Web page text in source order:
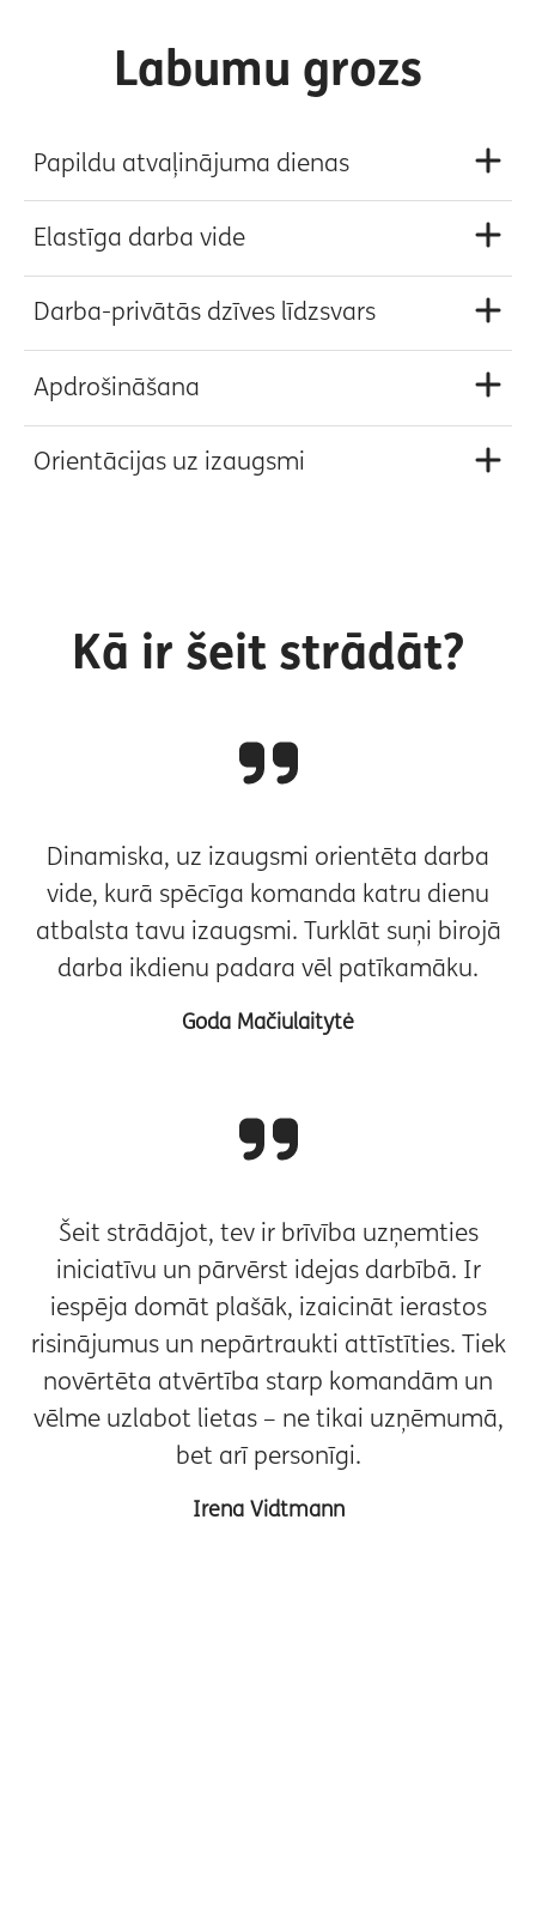
Labumu grozs
Papildu atvaļinājuma dienas
Elastīga darba vide
Darba-privātās dzīves līdzsvars
Apdrošināšana
Orientācijas uz izaugsmi
Kā ir šeit strādāt?
Dinamiska, uz izaugsmi orientēta darba
vide, kurā spēcīga komanda katru dienu
atbalsta tavu izaugsmi. Turklāt suņi birojā
darba ikdienu padara vēl patīkamāku.
Goda Mačiulaitytė
Šeit strādājot, tev ir brīvība uzņemties
iniciatīvu un pārvērst idejas darbībā. Ir
iespēja domāt plašāk, izaicināt ierastos
risinājumus un nepārtraukti attīstīties. Tiek
novērtēta atvērtība starp komandām un
vēlme uzlabot lietas – ne tikai uzņēmumā,
bet arī personīgi.
Irena Vidtmann